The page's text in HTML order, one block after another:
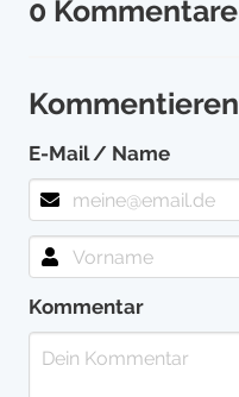
0 Kommentare
Kommentieren
E-Mail / Name
Kommentar